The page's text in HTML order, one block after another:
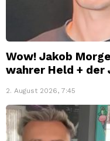
Wow! Jakob
wahrer Held +
2. August 2026, 7:45